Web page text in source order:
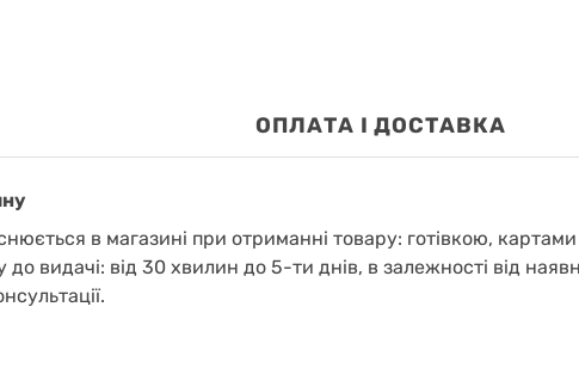
OПЛАТА І ДОСТАВКА
в магазині при отриманні товару: готівкою,
до видачі: від 30 хвилин до 5-ти днів, в залежності від